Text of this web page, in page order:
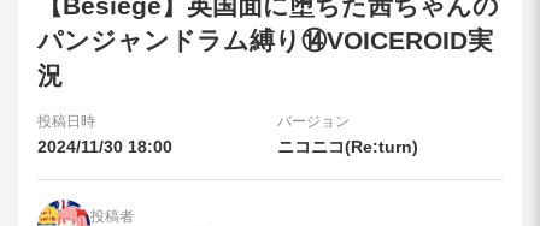
パンジャンドラム縛り⑭VOICEROID実
況
投稿日時
2024/11/30 18:00
バージョン
ニコニコ(Re:turn)
投稿者